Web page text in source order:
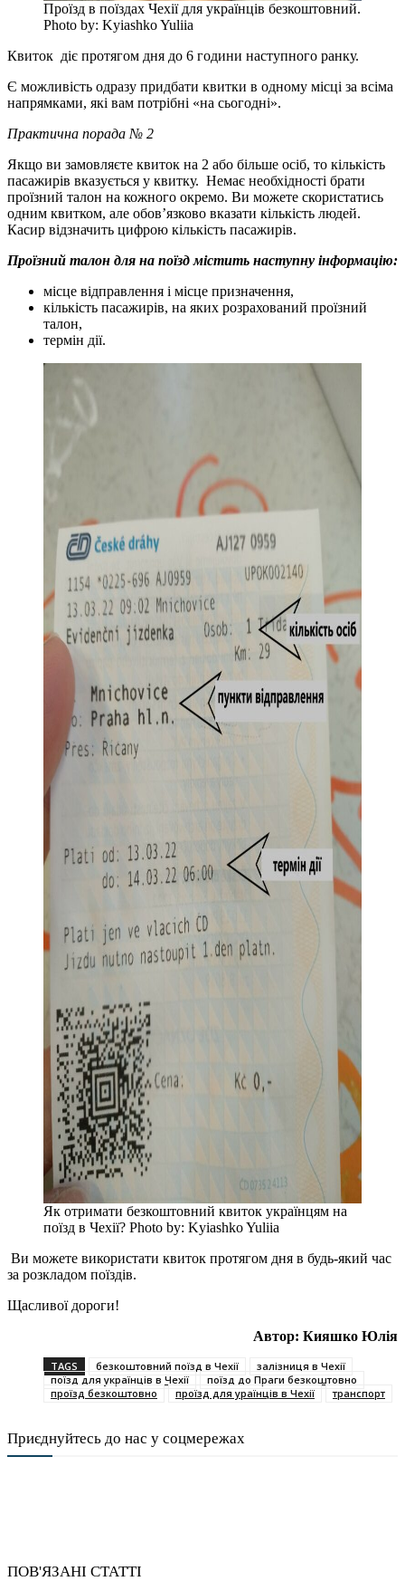
Проїзд в поїздах Чехії для українців безкоштовний.
Photo by: Kyiashko Yuliia
Квиток діє протягом дня до 6 години наступного ранку.
Є можливість одразу придбати квитки в одному місці за всіма
напрямками, які вам потрібні «на сьогодні».
Практична порада № 2
Якщо ви замовляєте квиток на 2 або більше осіб, то кількість
пасажирів вказується у квитку. Немає необхідності брати
проїзний талон на кожного окремо. Ви можете скористатись
одним квитком, але обов’язково вказати кількість людей.
Касир відзначить цифрою кількість пасажирів.
Проїзний талон для на поїзд містить наступну інформацію:
місце відправлення і місце призначення,
кількість пасажирів, на яких розрахований проїзний
талон,
термін дії.
Як отримати безкоштовний квиток українцям на
поїзд в Чехії? Photo by: Kyiashko Yuliia
Ви можете використати квиток протягом дня в будь-який час
за розкладом поїздів.
Щасливої дороги!
Автор: Кияшко Юлія
TAGS безкоштовний поїзд в Чехії
залізниця в Чехії
поїзд для українців в Чехії
поїзд до Праги безкоштовно
проїзд безкоштовно
проїзд для ураїнців в Чехії транспорт
Приєднуйтесь до нас у соцмережах
ПОВ'ЯЗАНІ СТАТТІ